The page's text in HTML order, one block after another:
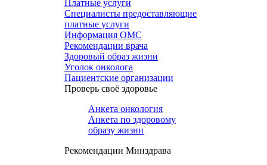
Платные услуги
Специалисты предоставляющие
платные услуги
Информация ОМС
Рекомендации врача
Здоровый образ жизни
Уголок онколога
Пациентские организации
Проверь своё здоровье
Анкета онкология
Анкета по здоровому
образу жизни
Рекомендации Минздрава